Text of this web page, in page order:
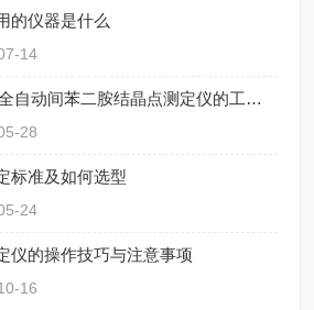
的仪器是什么
14
简述SYP-3401D全自动间苯二胺结晶点测定仪的工作原理
28
标准及如何选型
24
仪的操作技巧与注意事项
16